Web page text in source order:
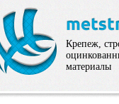
Крепеж,
материалы